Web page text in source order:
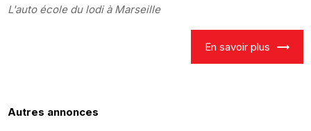
L'auto école du lodi à Marseille
En savoir plus
Autres annonces